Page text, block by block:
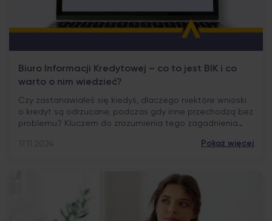
Biuro Informacji Kredytowej – co to jest BIK i co
warto o nim wiedzieć?
Czy zastanawiałeś się kiedyś, dlaczego niektóre wnioski
o kredyt są odrzucane, podczas gdy inne przechodzą bez
problemu? Kluczem do zrozumienia tego zagadnienia
instytucja, która odgrywa kluczową rolę w ocenie
17.11.2024 Pokaż więcej